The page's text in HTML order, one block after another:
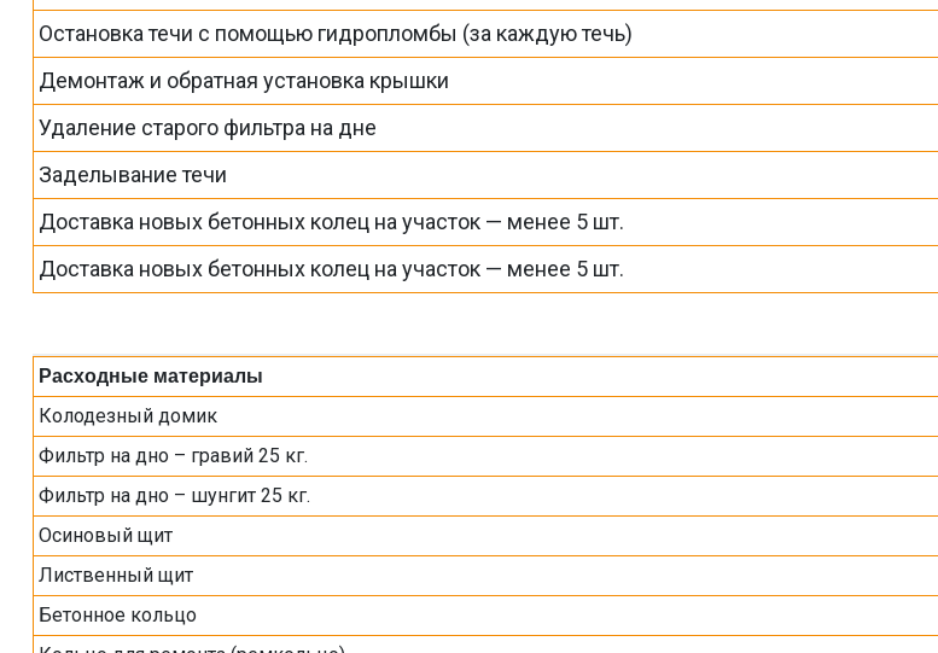
Остановка течи с помощью гидропломбы (за каждую течь)
Демонтаж и обратная установка крышки
Удаление старого фильтра на дне
Заделывание течи
Доставка новых бетонных колец на участок — менее 5 шт.
Доставка новых бетонных колец на участок — менее 5 шт.
Расходные материалы
Колодезный домик
Фильтр на дно – гравий 25 кг.
Фильтр на дно – шунгит 25 кг.
Осиновый щит
Лиственный щит
Бетонное кольцо